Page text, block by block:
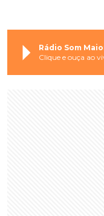
Rádio Som
Clique e ouça ao